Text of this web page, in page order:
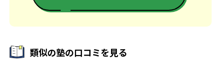
類似の塾の口コミを見る